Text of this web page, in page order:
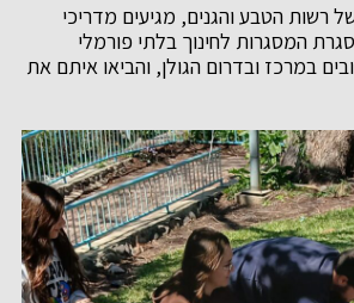
הטבע והגנים, מגיעים מדריכי
המסגרות לחינוך בלתי פורמלי
במרכז ובדרום הגולן, והביאו איתם את